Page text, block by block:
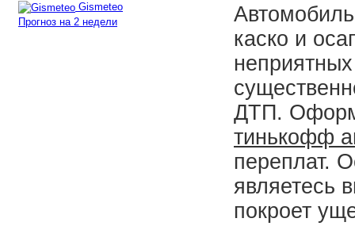
Gismeteo
Прогноз на 2 недели
каско и
ДТП.
тинькофф
переплат.
являетесь
покроет